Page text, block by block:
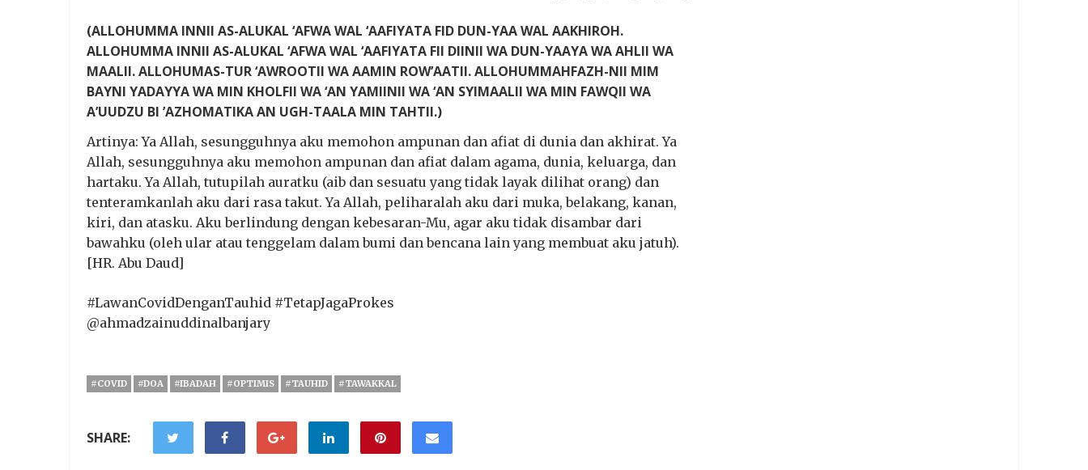
(ALLOHUMMA INNII AS-ALUKAL ‘AFWA WAL ‘AAFIYATA FID DUN-YAA WAL AAKHIROH.
ALLOHUMMA INNII AS-ALUKAL ‘AFWA WAL ‘AAFIYATA FII DIINII WA DUN-YAAYA WA AHLII WA
MAALII. ALLOHUMAS-TUR ‘AWROOTII WA AAMIN ROW’AATII. ALLOHUMMAHFAZH-NII MIM
BAYNI YADAYYA WA MIN KHOLFII WA ‘AN YAMIINII WA ‘AN SYIMAALII WA MIN FAWQII WA
A’UUDZU BI ’AZHOMATIKA AN UGH-TAALA MIN TAHTII.)
Artinya: Ya Allah, sesungguhnya aku memohon ampunan dan afiat di dunia dan akhirat. Ya
Allah, sesungguhnya aku memohon ampunan dan afiat dalam agama, dunia, keluarga, dan
hartaku. Ya Allah, tutupilah auratku (aib dan sesuatu yang tidak layak dilihat orang) dan
tenteramkanlah aku dari rasa takut. Ya Allah, peliharalah aku dari muka, belakang, kanan,
kiri, dan atasku. Aku berlindung dengan kebesaran-Mu, agar aku tidak disambar dari
bawahku (oleh ular atau tenggelam dalam bumi dan bencana lain yang membuat aku jatuh).
[HR. Abu Daud]
#LawanCovidDenganTauhid #TetapJagaProkes
@ahmadzainuddinalbanjary
#COVID #DOA #IBADAH #OPTIMIS #TAUHID #TAWAKKAL
SHARE: